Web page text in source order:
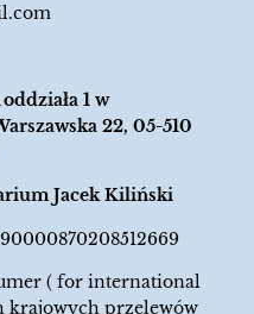
1 w
22, 05-510
Jacek Kiliński
( for international
krajowych przelewów